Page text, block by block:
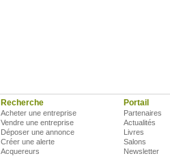
Recherche
Acheter une entreprise
Vendre une entreprise
Déposer une annonce
Créer une alerte
Acquereurs
Portail
Partenaires
Actualités
Livres
Salons
Newsletter